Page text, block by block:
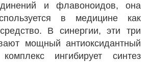
и флавоноидов, она
в медицине как
В синергии, эти три
мощный антиоксидантный
ингибирует синтез